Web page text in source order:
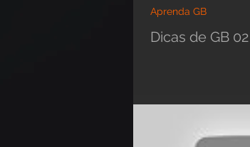
Dicas de GB
Aprenda GB